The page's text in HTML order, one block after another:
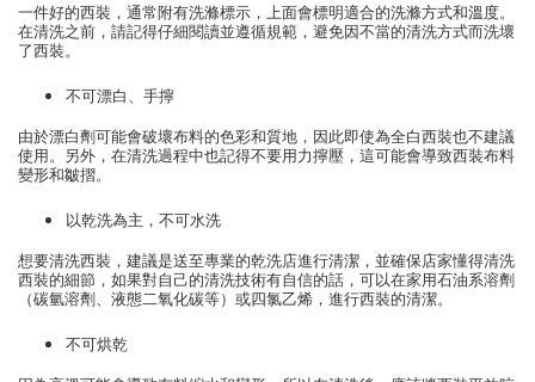
一件好的西裝，通常附有洗滌標示，上面會標明適合的洗滌方式和溫度。
在清洗之前，請記得仔細閱讀並遵循規範，避免因不當的清洗方式而洗壞
了西裝。
不可漂白、手擰
由於漂白劑可能會破壞布料的色彩和質地，因此即使為全白西裝也不建議
使用。另外，在清洗過程中也記得不要用力擰壓，這可能會導致西裝布料
變形和皺摺。
以乾洗為主，不可水洗
想要清洗西裝，建議是送至專業的乾洗店進行清潔，並確保店家懂得清洗
西裝的細節，如果對自己的清洗技術有自信的話，可以在家用石油系溶劑
（碳氫溶劑、液態二氧化碳等）或四氯乙烯，進行西裝的清潔。
不可烘乾